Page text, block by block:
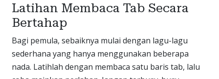
Latihan Membaca Tab Secara
Bertahap
Bagi pemula, sebaiknya mulai dengan lagu-lagu
sederhana yang hanya menggunakan beberapa
nada. Latihlah dengan membaca satu baris tab, lalu